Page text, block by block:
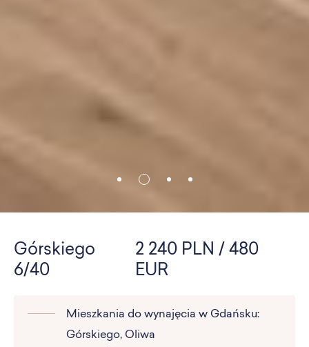
Górskiego
6/40
2 240 PLN / 480
EUR
Mieszkania do wynajęcia w Gdańsku:
Górskiego, Oliwa